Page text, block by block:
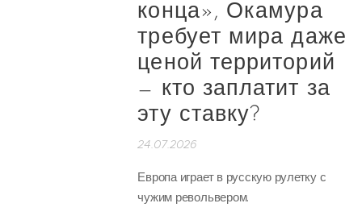
конца», Окамура
требует мира даже
ценой территорий
— кто заплатит за
эту ставку?
24.07.2026
Европа играет в русскую рулетку с
чужим револьвером.